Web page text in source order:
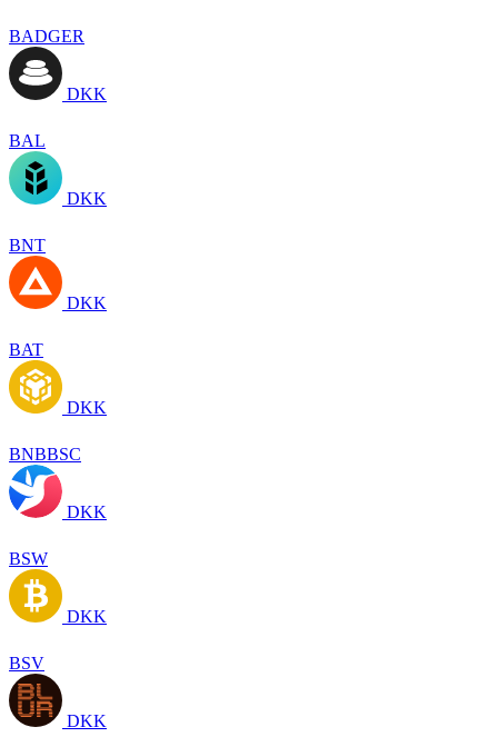
BADGER
DKK
BAL
DKK
BNT
DKK
BAT
DKK
BNBBSC
DKK
BSW
DKK
BSV
DKK